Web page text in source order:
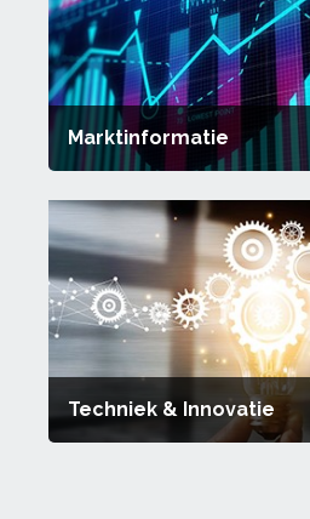
Marktinformatie
Techniek & Innovatie